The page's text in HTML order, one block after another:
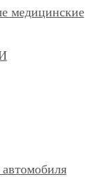
медицинские